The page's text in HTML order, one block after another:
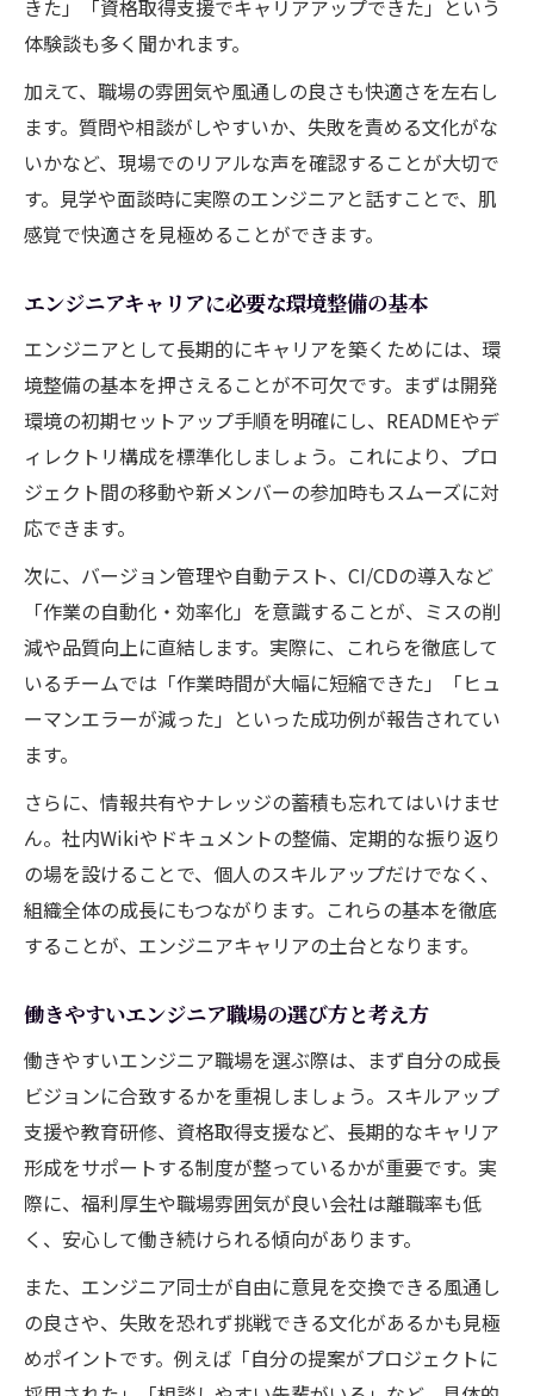
きた」「資格取得支援でキャリアアップできた」という
体験談も多く聞かれます。
加えて、職場の雰囲気や風通しの良さも快適さを左右し
ます。質問や相談がしやすいか、失敗を責める文化がな
いかなど、現場でのリアルな声を確認することが大切で
す。見学や面談時に実際のエンジニアと話すことで、肌
感覚で快適さを見極めることができます。
エンジニアキャリアに必要な環境整備の基本
エンジニアとして長期的にキャリアを築くためには、環
境整備の基本を押さえることが不可欠です。まずは開発
環境の初期セットアップ手順を明確にし、READMEやデ
ィレクトリ構成を標準化しましょう。これにより、プロ
ジェクト間の移動や新メンバーの参加時もスムーズに対
応できます。
次に、バージョン管理や自動テスト、CI/CDの導入など
「作業の自動化・効率化」を意識することが、ミスの削
減や品質向上に直結します。実際に、これらを徹底して
いるチームでは「作業時間が大幅に短縮できた」「ヒュ
ーマンエラーが減った」といった成功例が報告されてい
ます。
さらに、情報共有やナレッジの蓄積も忘れてはいけませ
ん。社内Wikiやドキュメントの整備、定期的な振り返り
の場を設けることで、個人のスキルアップだけでなく、
組織全体の成長にもつながります。これらの基本を徹底
することが、エンジニアキャリアの土台となります。
働きやすいエンジニア職場の選び方と考え方
働きやすいエンジニア職場を選ぶ際は、まず自分の成長
ビジョンに合致するかを重視しましょう。スキルアップ
支援や教育研修、資格取得支援など、長期的なキャリア
形成をサポートする制度が整っているかが重要です。実
際に、福利厚生や職場雰囲気が良い会社は離職率も低
く、安心して働き続けられる傾向があります。
また、エンジニア同士が自由に意見を交換できる風通し
の良さや、失敗を恐れず挑戦できる文化があるかも見極
めポイントです。例えば「自分の提案がプロジェクトに